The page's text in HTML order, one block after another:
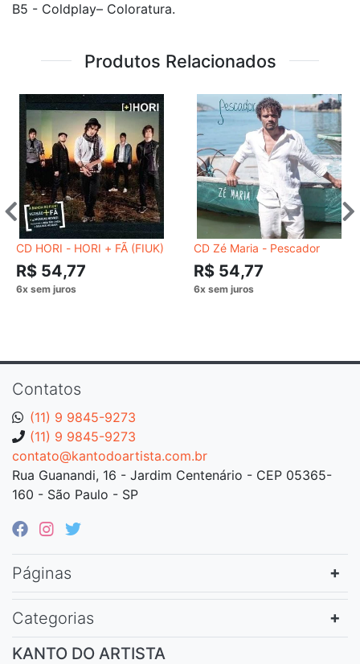
B5 - Coldplay– Coloratura.
Produtos Relacionados
CD HORI - HORI + FÃ (FIUK)
R$ 54,77
CD Zé Maria - Pescador
R$ 54,77
Contatos
(11) 9 9845-9273
(11) 9 9845-9273
contato@kantodoartista.com.br
Rua Guanandi, 16 - Jardim Centenário - CEP 05365-
160 - São Paulo - SP
Páginas
Categorias
KANTO DO ARTISTA